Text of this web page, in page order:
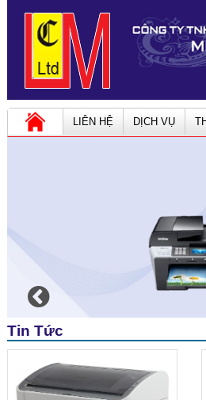
LIÊN HỆ DỊCH VỤ
Tin Tức